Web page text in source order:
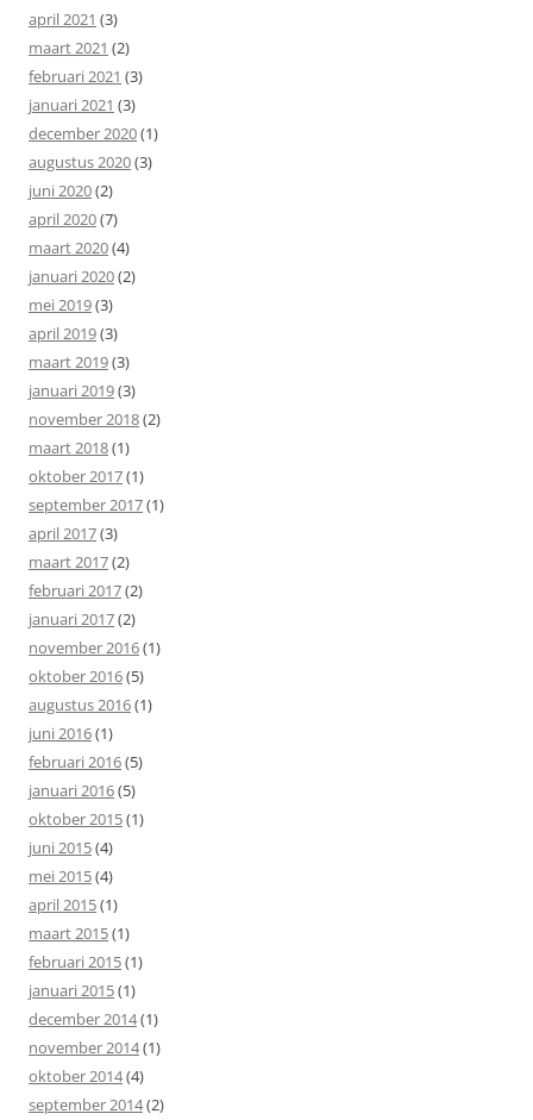
april 2021 (3)
maart 2021 (2)
februari 2021 (3)
januari 2021 (3)
december 2020(1)
augustus 2020(3)
juni 2020(2)
april 2020(7)
maart 2020(4)
januari 2020(2)
mei 2019(3)
april 2019(3)
maart 2019(3)
januari 2019(3)
november 2018(2)
maart 2018(1)
oktober 2017(1)
september 2017(1)
april 2017(3)
maart 2017(2)
februari 2017(2)
januari 2017(2)
november 2016(1)
oktober 2016(5)
augustus 2016(1)
juni 2016(1)
februari 2016(5)
januari 2016(5)
oktober 2015(1)
juni 2015(4)
mei 2015(4)
april 2015(1)
maart 2015(1)
februari 2015(1)
januari 2015(1)
december 2014(1)
november 2014(1)
oktober 2014(4)
september 2014(2)